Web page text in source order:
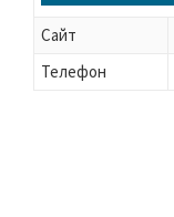
Сайт
Телефон